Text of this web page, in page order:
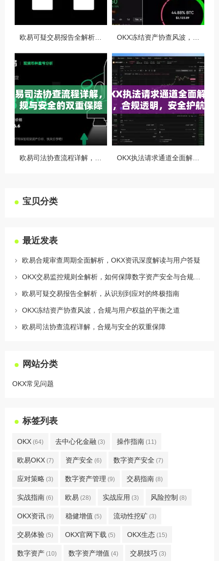
宝贝分类
最近发表
欧易合规审查周期全面解析，OKX资讯深度解读与用户答疑
欧易可疑交易报告全解析，从识别到应对的终极指南
OKX冻结资产协查风波，合规与用户权益的平衡之道
欧易司法协查流程详解，合规与安全的双重保障
网站分类
OKX常见问题
标签列表
OKX (64) 去中心化金融 (3) 操作指南 (11)
欧易OKX (7) 资产安全 (6) 数字资产安全 (7)
应对策略 (3) 数字资产管理 (9) 交易指南 (8)
实战指南 (6) 欧易 (28) 实战应用 (3) 风险控制 (8)
OKX资讯 (9) 稳健增值 (5) 流动性挖矿 (3)
交易体验 (5) OKX官网下载 (5) OKX生态 (15)
数字资产 (10) 数字资产增值 (4) 交易技巧 (3)